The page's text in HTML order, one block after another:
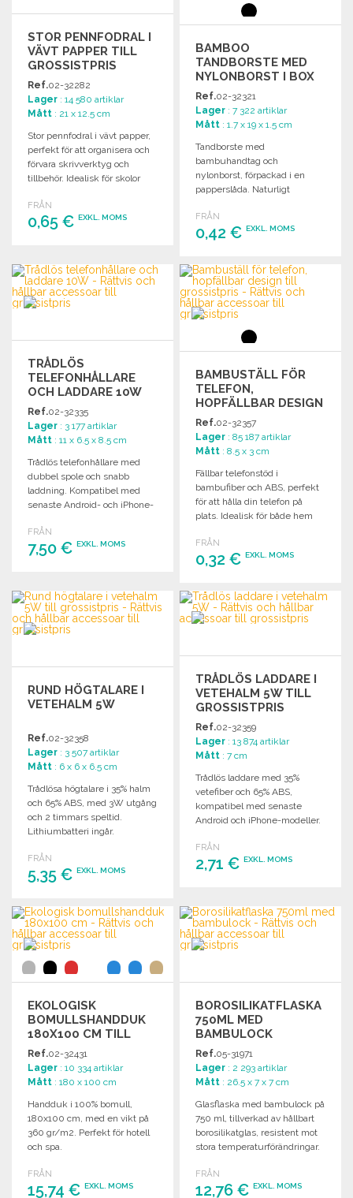
STOR PENNFODRAL I
VÄVT PAPPER TILL
GROSSISTPRIS
Ref.02-32282
Lager : 14 580 artiklar
Mått : 21 x 12.5 cm
Stor pennfodral i vävt papper,
perfekt för att organisera och
förvara skrivverktyg och
tillbehör. Idealisk för skolor
FRÅN
0,65 € EXKL. MOMS
Begär offert
BAMBOO
TANDBORSTE MED
NYLONBORST I BOX
Ref.02-32321
Lager : 7 322 artiklar
Mått : 1.7 x 19 x 1.5 cm
Tandborste med
bambuhandtag och
nylonborst, förpackad i en
papperslåda. Naturligt
och storlek.
FRÅN
0,42 €EXKL. MOMS
BESTÄLL
Begär offert
TRÅDLÖS
TELEFONHÅLLARE
OCH LADDARE 10W
TILL GROSSISTPRIS
Ref.02-32335
Lager : 3 177 artiklar
Mått : 11 x 6.5 x 8.5 cm
Trådlös telefonhållare med
dubbel spole och snabb
laddning. Kompatibel med
senaste Android- och iPhone-
FRÅN
7,50 € EXKL. MOMS
Begär offert
BAMBUSTÄLL FÖR
TELEFON,
HOPFÄLLBAR DESIGN
Ref.02-32357
Lager : 85 187 artiklar
Mått : 8.5 x 3 cm
Fällbar telefonstöd i
bambufiber och ABS, perfekt
för att hålla din telefon på
plats. Idealisk för både hem
FRÅN
0,32 €EXKL. MOMS
BESTÄLL
Begär offert
RUND HÖGTALARE I
VETEHALM 5W
Ref.02-32358
Lager : 3 507 artiklar
Mått : 6 x 6 x 6.5 cm
Trådlösa högtalare i 35% halm
och 65% ABS, med 3W utgång
och 2 timmars speltid.
Lithiumbatteri ingår.
FRÅN
5,35 € EXKL. MOMS
BESTÄLL
Begär offert
TRÅDLÖS LADDARE I
VETEHALM 5W TILL
GROSSISTPRIS
Ref.02-32359
Lager : 13 874 artiklar
Mått : 7 cm
Trådlös laddare med 35%
vetefiber och 65% ABS,
kompatibel med senaste
Android och iPhone-modeller.
FRÅN
2,71 €EXKL. MOMS
Begär offert
EKOLOGISK
BOMULLSHANDDUK
180X100 CM TILL
GROSSISTPRIS
Ref.02-32431
Lager : 10 334 artiklar
Mått : 180 x 100 cm
Handduk i 100% bomull,
180x100 cm, med en vikt på
360 gr/m2. Perfekt för hotell
och spa.
FRÅN
15,74 € EXKL. MOMS
BOROSILIKATFLASKA
750ML MED
BAMBULOCK
Ref.05-31971
Lager : 2 293 artiklar
Mått : 26.5 x 7 x 7 cm
Glasflaska med bambulock på
750 ml, tillverkad av hållbart
borosilikatglas, resistent mot
stora temperaturförändringar.
FRÅN
12,76 €EXKL. MOMS